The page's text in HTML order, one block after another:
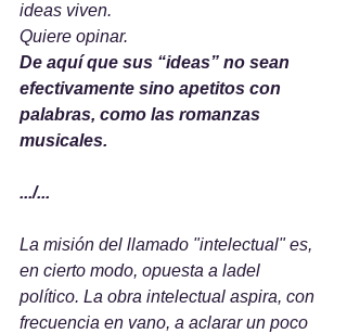
ideas viven.
Quiere opinar.
De aquí que sus “ideas” no sean
efectivamente sino apetitos con
palabras, como las romanzas
musicales.
.../...
La misión del llamado "intelectual" es,
en cierto modo, opuesta a ladel
político. La obra intelectual aspira, con
frecuencia en vano, a aclarar un poco